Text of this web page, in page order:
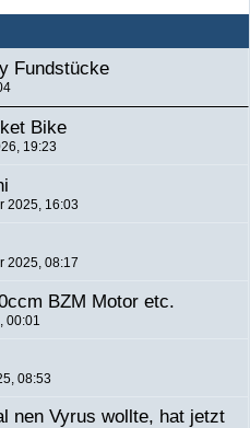
Fundstücke
Bike
19:23
2025, 16:03
2025, 08:17
BZM Motor etc.
00:01
08:53
nen Vyrus wollte, hat jetzt